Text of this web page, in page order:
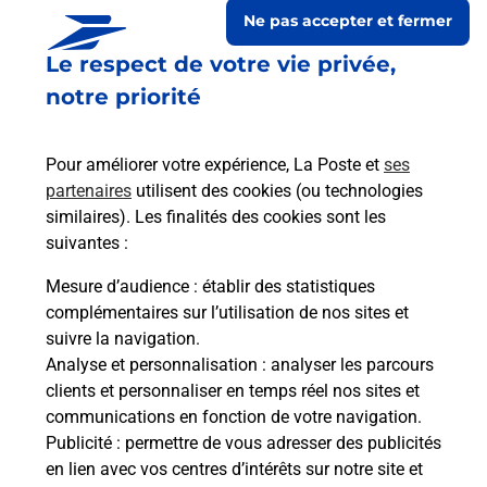
Le respect de votre vie privée,
notre priorité
Pour améliorer votre expérience, La Poste et ses
partenaires utilisent des cookies (ou technologies
similaires). Les finalités des cookies sont les
suivantes :
Mesure d’audience : établir des statistiques
complémentaires sur l’utilisation de nos sites et
suivre la navigation.
Analyse et personnalisation : analyser les parcours
clients et personnaliser en temps réel nos sites et
communications en fonction de votre navigation.
Publicité : permettre de vous adresser des publicités
en lien avec vos centres d’intérêts sur notre site et
Ne pas accepter et fermer
Prochaine collecte du courrierlundià 09h00
135 Route Des Comtes D Astarac
32420 Monties
Itinéraire
Le lien s'ouvre dans un nouvel onglet